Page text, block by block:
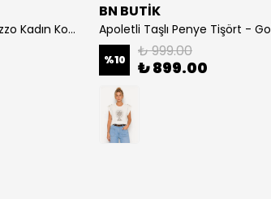
Açık Mavi Taş İşlemeli Palazzo Kadın Kot Pantolon - Mavi
BN BUTİK
%10 ₺ 999.00
₺ 899.00